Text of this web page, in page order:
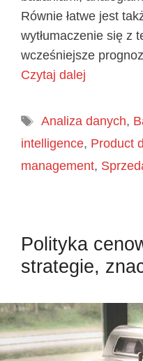
Równie łatwe jest
wytłumaczenie się z
wcześniejsze
Czytaj dalej
Tagi
Analiza danych,
intelligence, Product
management,
Polityka
strategie,